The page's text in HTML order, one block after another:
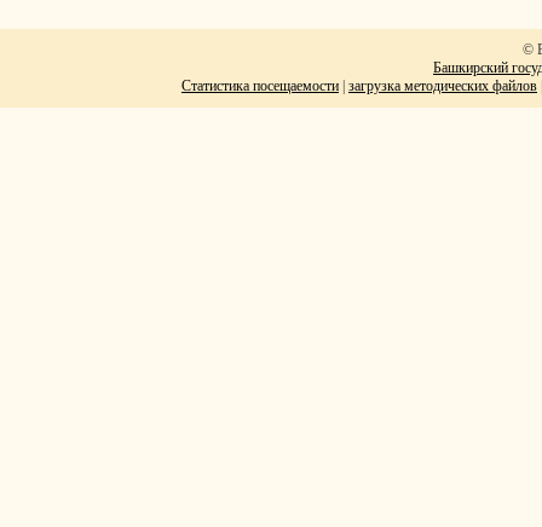
©
Башкирский
Статистика посещаемости загрузка методических файлов